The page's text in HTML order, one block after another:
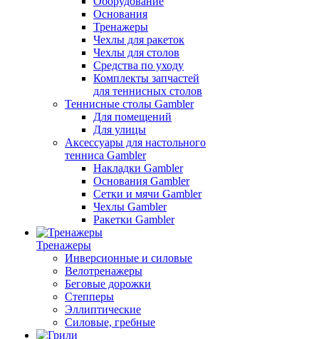
Основания
Тренажеры
Чехлы для ракеток
Чехлы для столов
Средства по уходу
Комплекты запчастей
для теннисных столов
Теннисные столы Gambler
Для помещений
Для улицы
Аксессуары для настольного
тенниса Gambler
Накладки Gambler
Основания Gambler
Сетки и мячи Gambler
Чехлы Gambler
Ракетки Gambler
Тренажеры
Инверсионные и силовые
Велотренажеры
Беговые дорожки
Степперы
Эллиптические
Силовые, гребные